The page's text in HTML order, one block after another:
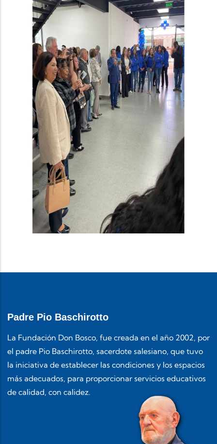
Padre Pio Baschirotto
La Fundación Don Bosco, fue creada en el año 2002, por
el padre Pio Baschirotto, sacerdote salesiano, que tuvo
la iniciativa de establecer las condiciones y los espacios
más adecuados, para proporcionar servicios educativos
de calidad, con calidez.